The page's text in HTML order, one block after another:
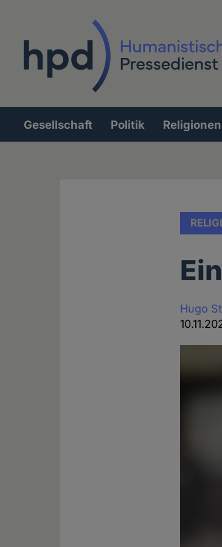
Hauptnavigation
Gesellschaft Politik Religionen
Hugo